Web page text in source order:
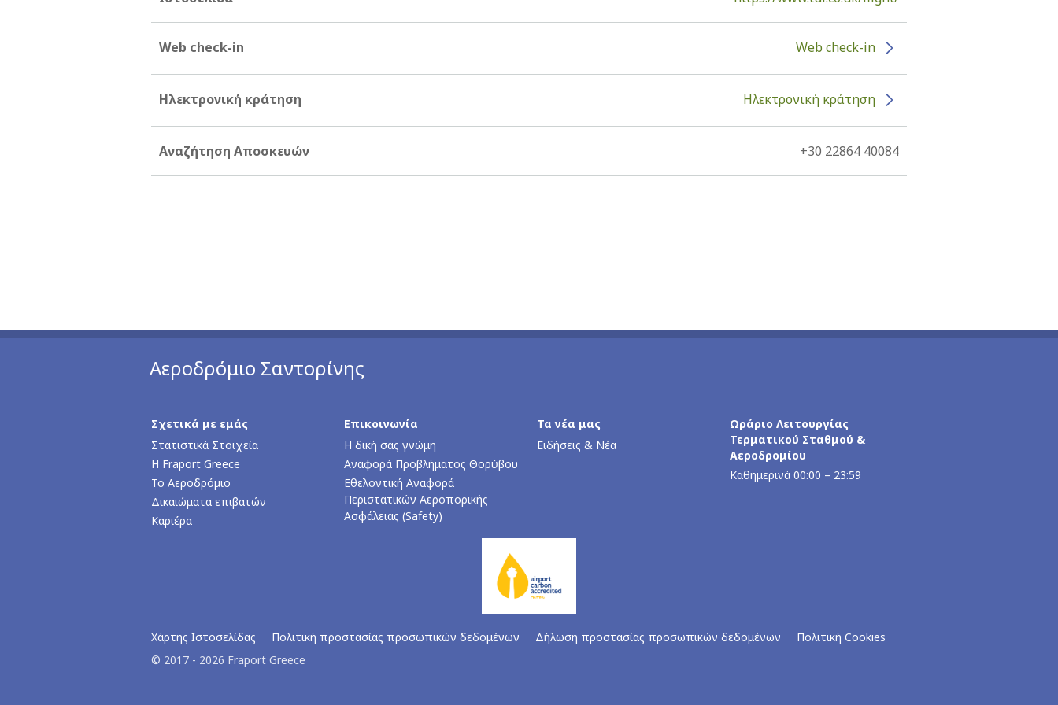
Web check-in Web check-in
Ηλεκτρονική κράτηση Ηλεκτρονική κράτηση
Αναζήτηση Αποσκευών +30 22864 40084
Αεροδρόμιο Σαντορίνης
Σχετικά με εμάς
Στατιστικά Στοιχεία
Η Fraport Greece
Το Αεροδρόμιο
Δικαιώματα επιβατών
Καριέρα
Επικοινωνία
Η δική σας γνώμη
Αναφορά Προβλήματος Θορύβου
Εθελοντική Αναφορά
Περιστατικών Αεροπορικής
Ασφάλειας (Safety)
Τα νέα μας
Ειδήσεις & Νέα
Ωράριο Λειτουργίας
Τερματικού Σταθμού &
Αεροδρομίου
Καθημερινά 00:00 – 23:59
Χάρτης Ιστοσελίδας Πολιτική προστασίας προσωπικών δεδομένων Δήλωση προστασίας προσωπικών δεδομένων
Πολιτική Cookies
© 2017 - 2026 Fraport Greece